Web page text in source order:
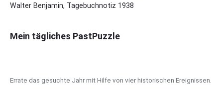
t
o
a
i
b
Walter Benjamin, Tagebuchnotiz 1938
Mein tägliches PastPuzzle
Errate das gesuchte Jahr mit Hilfe von vier historischen Ereignissen.